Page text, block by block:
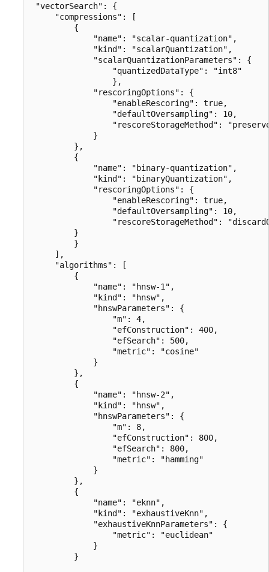
"vectorSearch": {
     "compressions": [
         {
             "name": "scalar-quantization",
             "kind": "scalarQuantization",
             "scalarQuantizationParameters": {
                 "quantizedDataType": "int8"
                 },
             "rescoringOptions": {
                 "enableRescoring": true,
                 "defaultOversampling": 10,
"rescoreStorageMethod":
             }
         },
         {
             "name": "binary-quantization",
             "kind": "binaryQuantization",
             "rescoringOptions": {
                 "enableRescoring": true,
                 "defaultOversampling": 10,
"rescoreStorageMethod":
         }
         }
     ],
     "algorithms": [
         {
             "name": "hnsw-1",
             "kind": "hnsw",
             "hnswParameters": {
                 "m": 4,
                 "efConstruction": 400,
                 "efSearch": 500,
                 "metric": "cosine"
             }
         },
         {
             "name": "hnsw-2",
             "kind": "hnsw",
             "hnswParameters": {
                 "m": 8,
                 "efConstruction": 800,
                 "efSearch": 800,
                 "metric": "hamming"
             }
         },
         {
             "name": "eknn",
             "kind": "exhaustiveKnn",
             "exhaustiveKnnParameters": {
                 "metric": "euclidean"
             }
         }